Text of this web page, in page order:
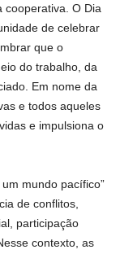
cooperativa. O Dia
de celebrar
que o
do trabalho, da
Em nome da
e todos aqueles
e impulsiona o
mundo pacífico”
de conflitos,
participação
contexto, as